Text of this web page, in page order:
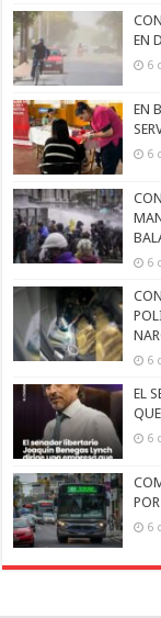
EN
6
EN
6
6
6
EL
6
6